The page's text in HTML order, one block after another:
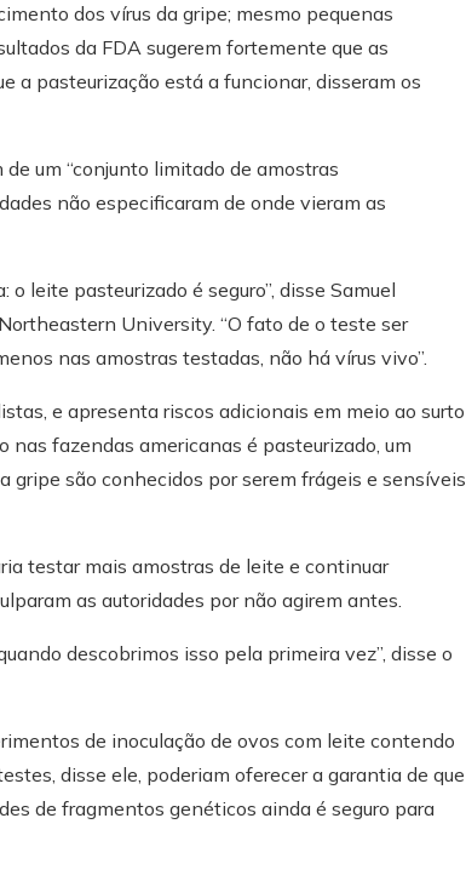
dos vírus da gripe; mesmo pequenas
da FDA sugerem fortemente que as
a pasteurização está a funcionar, disseram os
um “conjunto limitado de amostras
não especificaram de onde vieram as
leite pasteurizado é seguro”, disse Samuel
University. “O fato de o teste ser
nas amostras testadas, não há vírus vivo”.
e apresenta riscos adicionais em meio ao surto
nas fazendas americanas é pasteurizado, um
gripe são conhecidos por serem frágeis e sensíveis
testar mais amostras de leite e continuar
as autoridades por não agirem antes.
descobrimos isso pela primeira vez”, disse o
de inoculação de ovos com leite contendo
disse ele, poderiam oferecer a garantia de que
de fragmentos genéticos ainda é seguro para